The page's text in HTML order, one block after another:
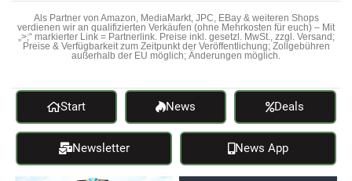
Als Partner von Amazon, MediaMarkt, JPC, EBay & weiteren Shops
verdienen wir an qualifizierten Verkäufen (ohne Mehrkosten für euch) – Mit
„>;“ markierter Link = Partnerlink. Preise inkl. gesetzl. MwSt., zzgl. Versand;
Preise & Verfügbarkeit zum Zeitpunkt der Veröffentlichung; Zollgebühren
außerhalb der EU möglich; Änderungen möglich.
Start News Deals
Newsletter News App